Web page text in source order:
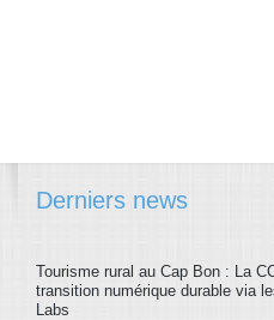
Derniers news
Tourisme rural au Cap Bon : La
transition numérique durable via
Labs